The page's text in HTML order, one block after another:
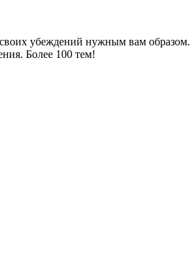
убеждений нужным вам образом.
Более 100 тем!